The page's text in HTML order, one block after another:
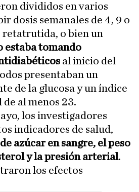
divididos en varios
dosis semanales de 4, 9 o
retatrutida, o bien un
estaba tomando
al inicio del
presentaban un
de la glucosa y un índice
al menos 23.
los investigadores
indicadores de salud,
azúcar en sangre, el peso
y la presión arterial.
los efectos